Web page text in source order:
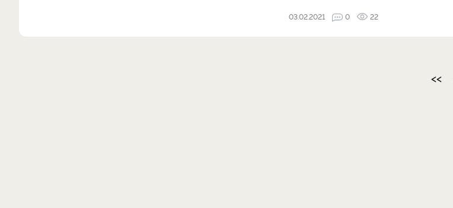
03.02.2021 0 22
<<